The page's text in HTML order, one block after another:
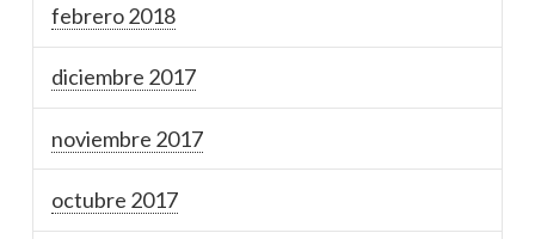
febrero 2018
diciembre 2017
noviembre 2017
octubre 2017